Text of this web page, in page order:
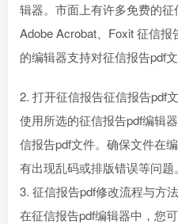
辑器。市面上有许多免费的
Adobe Acrobat、Foxit 征信
的编辑器支持对征信报告pdf
2. 打开征信报告征信报告pdf
使用所选的征信报告pdf编辑
信报告pdf文件。确保文件在
有出现乱码或排版错误等问题。
3. 征信报告pdf修改流程与方法
在征信报告pdf编辑器中，您